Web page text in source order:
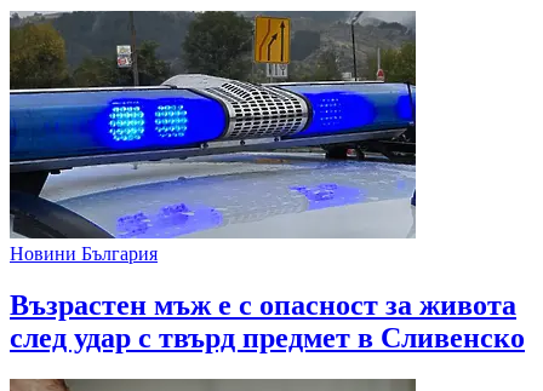
Новини България
Възрастен мъж е с опасност за живота
след удар с твърд предмет в Сливенско